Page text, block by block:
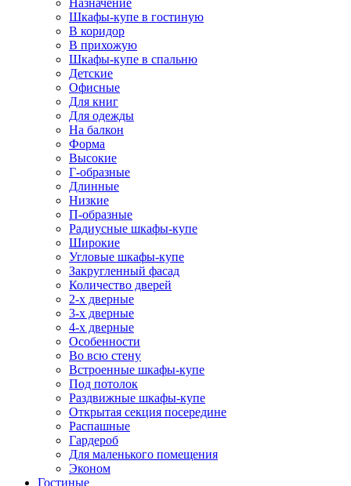
Назначение
Шкафы-купе в гостиную
В коридор
В прихожую
Шкафы-купе в спальню
Детские
Офисные
Для книг
Для одежды
На балкон
Форма
Высокие
Г-образные
Длинные
Низкие
П-образные
Радиусные шкафы-купе
Широкие
Угловые шкафы-купе
Закругленный фасад
Количество дверей
2-х дверные
3-х дверные
4-х дверные
Особенности
Во всю стену
Встроенные шкафы-купе
Под потолок
Раздвижные шкафы-купе
Открытая секция посередине
Распашные
Гардероб
Для маленького помещения
Эконом
Гостиные